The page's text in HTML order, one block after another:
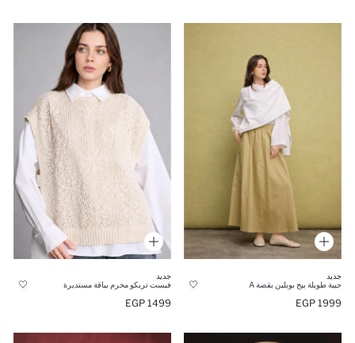
جديد
جيبة طويلة بيج بوبلين بقصة A
1999 EGP
جديد
فيست تريكو مخرم بياقة مستديرة
1499 EGP